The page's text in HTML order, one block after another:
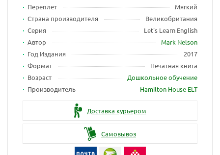
Переплет
Мягкий
Страна производителя
Великобритания
Серия
Let's Learn English
Автор
Mark Nelson
Год Издания
2017
Формат
Печатная книга
Возраст
Дошкольное обучение
Производитель
Hamilton House ELT
Доставка курьером
Самовывоз